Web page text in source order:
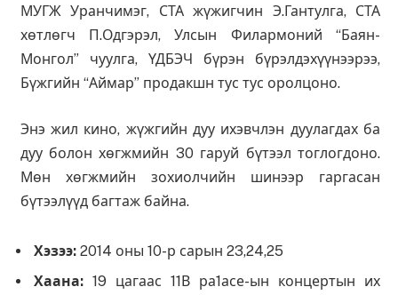
МУГЖ Уранчимэг, СТА жүжигчин Э.Гантулга, СТА
хөтлөгч П.Одгэрэл, Улсын Филармоний “Баян-
Монгол” чуулга, ҮДБЭЧ бүрэн бүрэлдэхүүнээрээ,
Бүжгийн “Аймар” продакшн тус тус оролцоно.
Энэ жил кино, жүжгийн дуу ихэвчлэн дуулагдах ба
дуу болон хөгжмийн 30 гаруй бүтээл тоглогдоно.
Мөн хөгжмийн зохиолчийн шинээр гаргасан
бүтээлүүд багтаж байна.
Хэзээ: 2014 оны 10-р сарын 23,24,25
Хаана: 19 цагаас 11В ра1асе-ын концертын их